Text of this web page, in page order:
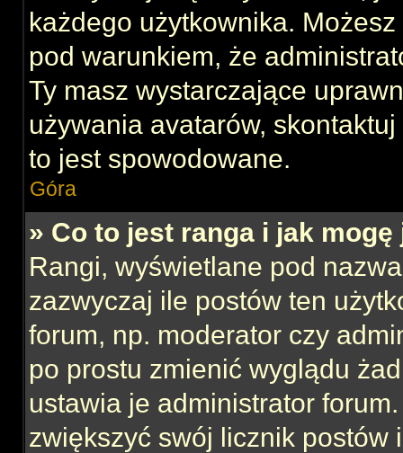
każdego użytkownika.
pod warunkiem, że
Ty masz wystarczające
używania avatarów,
to jest spowodowane.
Góra
» Co to jest ranga i jak mogę
Rangi, wyświetlane pod
zazwyczaj ile postów ten
forum, np. moderator czy
po prostu zmienić wyglądu
ustawia je administrator
zwiększyć swój licznik postów